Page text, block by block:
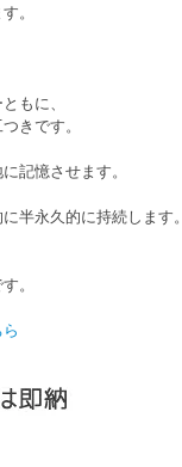
。
もに、
きです。
記憶させます。
半永久的に持続します。
。